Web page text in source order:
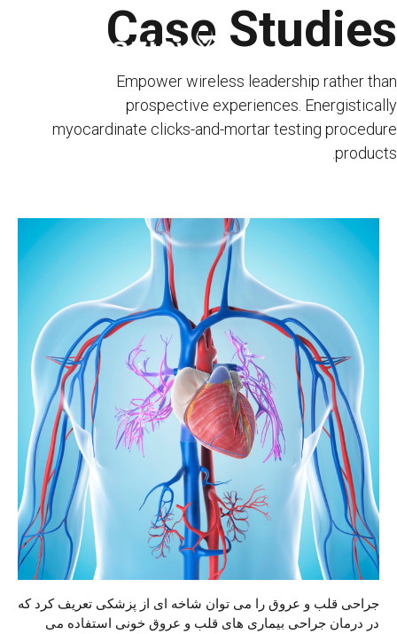
to
content
صفحه نخست
خدمات درمانی ما
موسسات بهداشتی مورد قرارداد ما
تماس
فارسی
Türkçe Turkish)
العربية Arabic
)
Français French)
Deutsch (German)
Case Studies
Empower wireless leadership rather than
prospective experiences. Energistically
myocardinate clicks-and-mortar testing procedure
products.
جراحی قلب و عروق را می توان شاخه ای از پزشکی تعریف کرد که
در درمان جراحی بیماری های قلب و عروق خونی استفاده می